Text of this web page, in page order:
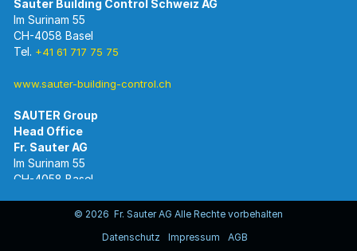
Im Surinam 55
CH-4058 Basel
Tel. +41 61 717 75 75
www.sauter-building-control.ch
SAUTER Group
Head Office
Im Surinam 55
CH-4058 Basel
www.sauter-controls.com
© 2026 Fr. Sauter AG Alle Rechte vorbehalten
Datenschutz
Impressum AGB